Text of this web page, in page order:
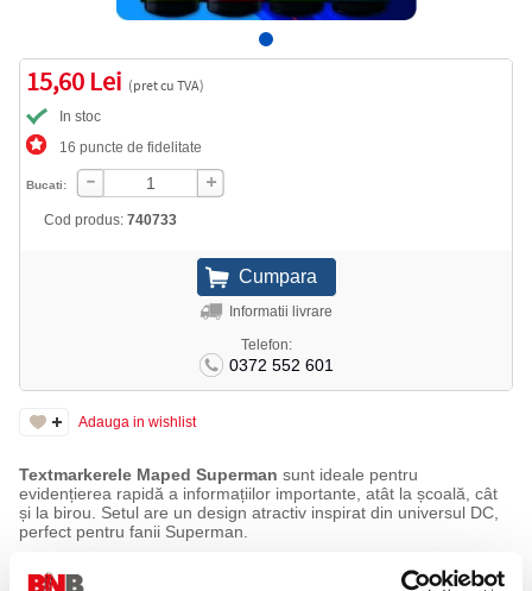
15,60 Lei (pret cu TVA)
In stoc
16 puncte de fidelitate
Bucati:
Cod produs: 740733
Informatii livrare
Telefon:
0372 552 601
Adauga in wishlist
Textmarkerele Maped Superman sunt ideale pentru
evidențierea rapidă a informațiilor importante, atât la școală, cât
și la birou. Setul are un design atractiv inspirat din universul DC,
perfect pentru fanii Superman.
Pachetul conține
pentru organizare și codare ușoară a